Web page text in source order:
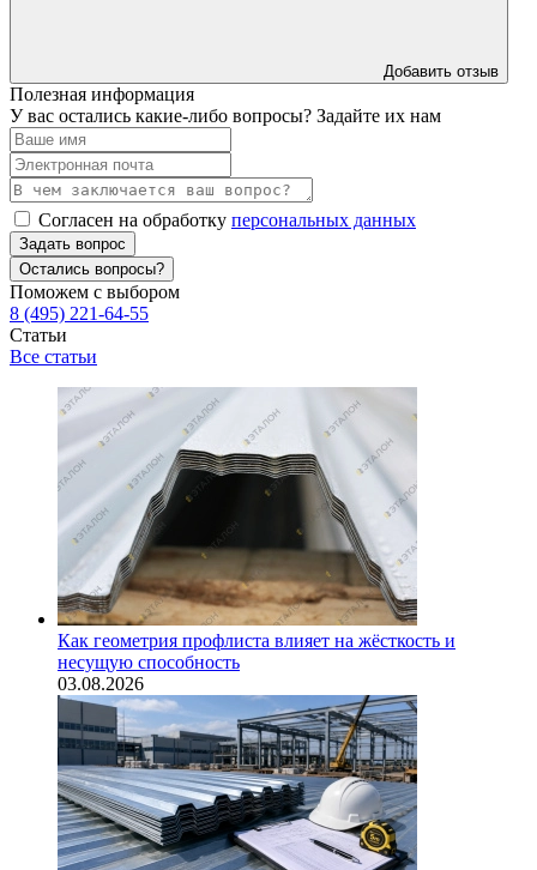
Добавить отзыв
Полезная информация
У вас остались какие-либо вопросы? Задайте их нам
Согласен на обработку персональных данных
Задать вопрос
Остались вопросы?
Поможем с выбором
8 (495) 221-64-55
Статьи
Все статьи
Как геометрия профлиста влияет на жёсткость и
несущую способность
03.08.2026